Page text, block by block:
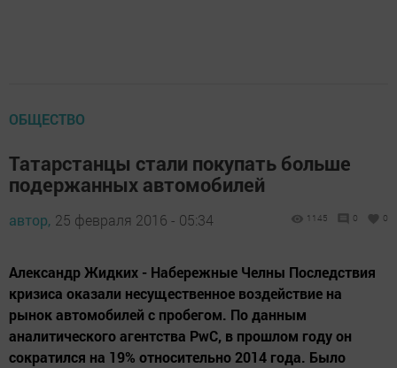
ОБЩЕСТВО
Татарстанцы стали покупать больше
подержанных автомобилей
автор, 25 февраля 2016 - 05:34 1145 0 0
Александр Жидких - Набережные Челны Последствия
кризиса оказали несущественное воздействие на
рынок автомобилей с пробегом. По данным
аналитического агентства PwC, в прошлом году он
сократился на 19% относительно 2014 года. Было